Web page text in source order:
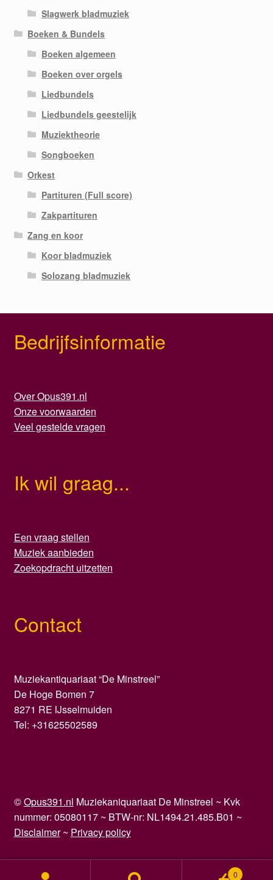
Slagwerk bladmuziek
Boeken & Bundels
Boeken algemeen
Boeken over orgels
Liedbundels
Liedbundels geestelijk
Muziektheorie
Songboeken
Orkest
Partituren (Full score)
Zakpartituren
Zang en koor
Koor bladmuziek
Solozang bladmuziek
Bedrijfsinformatie
Over Opus391.nl
Onze voorwaarden
Veel gestelde vragen
Ik wil graag...
Een vraag stellen
Muziek aanbieden
Zoekopdracht uitzetten
Contact
Muziekantiquariaat “De Minstreel”
De Hoge Bomen 7
8271 RE IJsselmuiden
Tel: +31625502589
©Opus391.nl Muziekaniquariaat De Minstreel ~ Kvk
nummer: 05080117 ~ BTW-nr: NL1494.21.485.B01 ~
Disclaimer~ Privacy policy
0